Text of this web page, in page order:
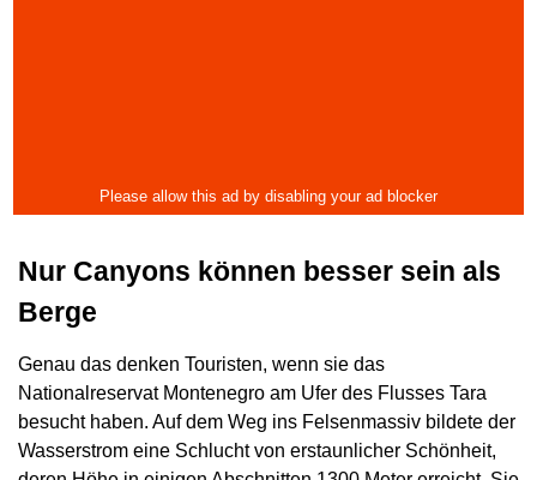
Nur Canyons können besser sein als
Berge
Genau das denken Touristen, wenn sie das
Nationalreservat Montenegro am Ufer des Flusses Tara
besucht haben. Auf dem Weg ins Felsenmassiv bildete der
Wasserstrom eine Schlucht von erstaunlicher Schönheit,